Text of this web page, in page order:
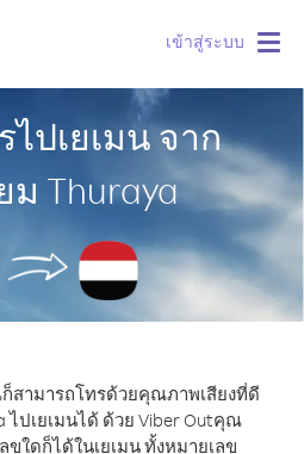
เข้าสู่ระบบ
ไปเยเมน จาก
ม Thuraya
ามารถโทรด้วยคุณภาพเสียงที่ดี
ไปเยเมนได้ ด้วย Viber Outคุณ
ขใดก็ได้ในเยเมน ทั้งหมายเลข